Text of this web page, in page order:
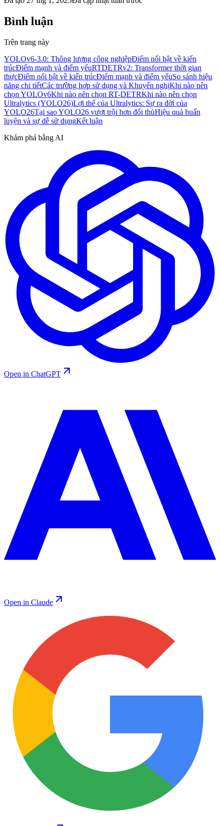
Bình luận
Trên trang này
YOLOv6-3.0: Thông lượng công nghiệpĐiểm nổi bật về kiến
trúcĐiểm mạnh và điểm yếuRTDETRv2: Transformer thời gian
thựcĐiểm nổi bật về kiến trúcĐiểm mạnh và điểm yếuSo sánh hiệu
năng chi tiếtCác trường hợp sử dụng và Khuyến nghịKhi nào nên
chọn YOLOv6Khi nào nên chọn RT-DETRKhi nào nên chọn
Ultralytics (YOLO26)Lợi thế của Ultralytics: Sự ra đời của
YOLO26Tại sao YOLO26 vượt trội hơn đối thủHiệu quả huấn
luyện và sự dễ sử dụngKết luận
Khám phá bằng AI
Open in ChatGPT
Open in Claude